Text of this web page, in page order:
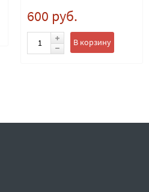
600 руб.
В корзину